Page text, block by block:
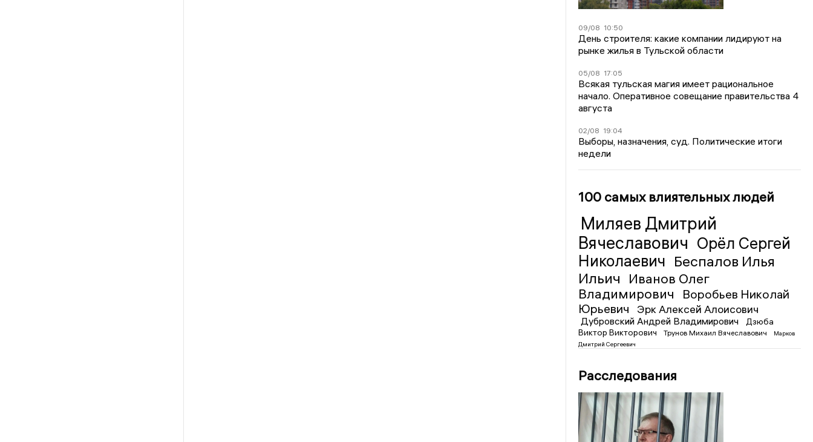
09/08 10:50
День строителя: какие компании лидируют на
рынке жилья в Тульской области
05/08 17:05
Всякая тульская магия имеет рациональное
начало. Оперативное совещание правительства 4
августа
02/08 19:04
Выборы, назначения, суд. Политические итоги
недели
100 самых влиятельных людей
Миляев Дмитрий
Вячеславович Орёл Сергей
Николаевич Беспалов Илья
Ильич
Иванов Олег
Владимирович
Воробьев Николай
Юрьевич
Эрк Алексей Алоисович
Дубровский Андрей Владимирович
Дзюба
Виктор Викторович
Трунов Михаил Вячеславович
Марков
Дмитрий Сергеевич
Расследования